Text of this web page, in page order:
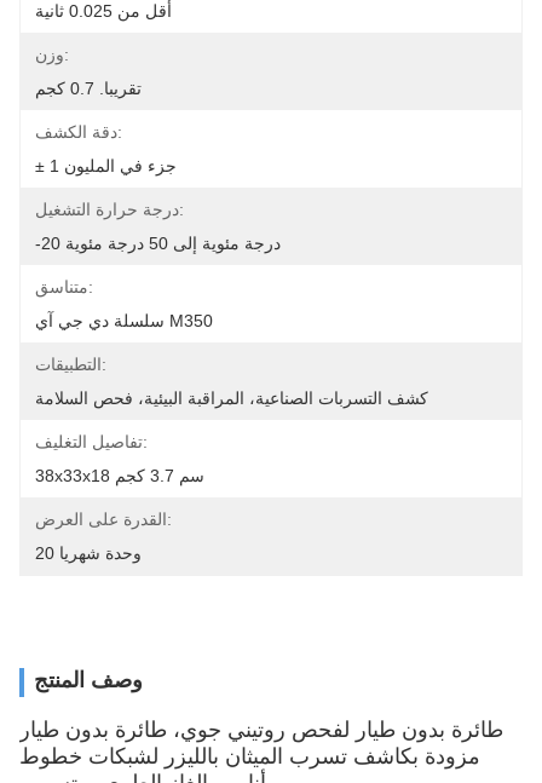
أقل من 0.025 ثانية
وزن:
تقريبا. 0.7 كجم
دقة الكشف:
± 1 جزء في المليون
درجة حرارة التشغيل:
-20 درجة مئوية إلى 50 درجة مئوية
متناسق:
سلسلة دي جي آي M350
التطبيقات:
كشف التسربات الصناعية، المراقبة البيئية، فحص السلامة
تفاصيل التغليف:
38x33x18 سم 3.7 كجم
القدرة على العرض:
20 وحدة شهريا
وصف المنتج
طائرة بدون طيار لفحص روتيني جوي، طائرة بدون طيار
مزودة بكاشف تسرب الميثان بالليزر لشبكات خطوط